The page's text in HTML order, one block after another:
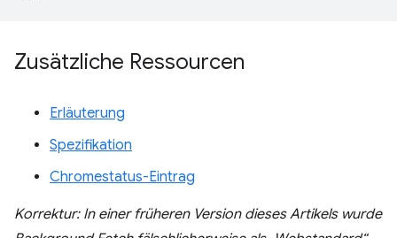
Zusätzliche Ressourcen
Erläuterung
Spezifikation
Chromestatus-Eintrag
Korrektur: In einer früheren Version dieses Artikels wurde